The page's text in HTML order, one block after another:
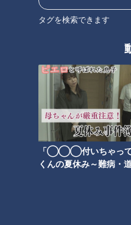
タグを検索できます
「◯◯◯付いちゃって
くんの夏休み～難病・
石丸幹二「すごい痩せました
ね！」…世界一楽なスクワッ
ト！？ダイエットのスペシャリ
ストに学ぶ「無理なくやせる方